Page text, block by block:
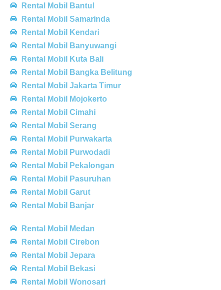
Rental Mobil Bantul
Rental Mobil Samarinda
Rental Mobil Kendari
Rental Mobil Banyuwangi
Rental Mobil Kuta Bali
Rental Mobil Bangka Belitung
Rental Mobil Jakarta Timur
Rental Mobil Mojokerto
Rental Mobil Cimahi
Rental Mobil Serang
Rental Mobil Purwakarta
Rental Mobil Purwodadi
Rental Mobil Pekalongan
Rental Mobil Pasuruhan
Rental Mobil Garut
Rental Mobil Banjar
Rental Mobil Medan
Rental Mobil Cirebon
Rental Mobil Jepara
Rental Mobil Bekasi
Rental Mobil Wonosari